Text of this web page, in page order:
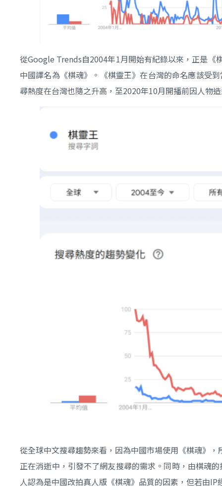
從Google Trends自2004年1月開始有紀錄以來，正是《
中國譯名為《棋魂》。《棋靈王》在台灣的命名應該受
尋熱度在台灣也隨之升高，至2020年10月開播前因人物
從全球中文搜尋趨勢來看，因為中國市場使用《棋魂》
正在消逝中，引發不了網友搜尋的需求。同時，由棋魂
人認為是中國改拍真人版《棋魂》品質的因素，但若由